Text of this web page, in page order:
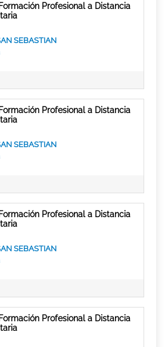
Profesional a Distancia
SEBASTIAN
Profesional a Distancia
SEBASTIAN
Profesional a Distancia
SEBASTIAN
Profesional a Distancia